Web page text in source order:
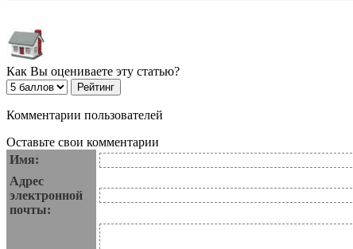
Как Вы оцениваете эту статью?
Комментарии пользователей
Оставьте свои комментарии
Имя:
Адрес
электронной
почты: